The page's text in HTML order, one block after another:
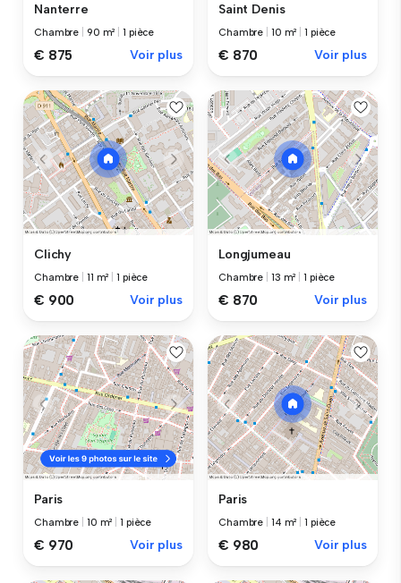
Nanterre
Chambre 90 m² |1 pièce
€ 875 Voir plus
Saint Denis
Chambre 10 m² |1 pièce
€ 870 Voir plus
Clichy
Chambre 11 m² |1 pièce
€ 900 Voir plus
Longjumeau
Chambre 13 m² |1 pièce
€ 870 Voir plus
Paris
Chambre 10 m² |1 pièce
€ 970 Voir plus
Paris
Chambre 14 m² |1 pièce
€ 980 Voir plus